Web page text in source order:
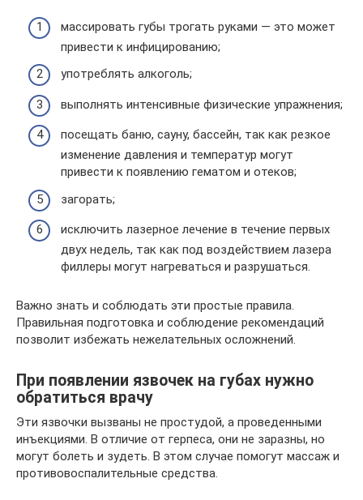
массировать губы трогать руками — это может
привести к инфицированию;
употреблять алкоголь;
выполнять интенсивные физические упражнения;
посещать баню, сауну, бассейн, так как резкое
изменение давления и температур могут
привести к появлению гематом и отеков;
загорать;
исключить лазерное лечение в течение первых
двух недель, так как под воздействием лазера
филлеры могут нагреваться и разрушаться.
Важно знать и соблюдать эти простые правила.
Правильная подготовка и соблюдение рекомендаций
позволит избежать нежелательных осложнений.
При появлении язвочек на губах нужно
обратиться врачу
Эти язвочки вызваны не простудой, а проведенными
инъекциями. В отличие от герпеса, они не заразны, но
могут болеть и зудеть. В этом случае помогут массаж и
противовоспалительные средства.